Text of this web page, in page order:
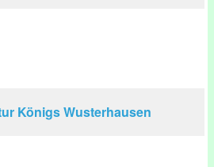
Königs Wusterhausen